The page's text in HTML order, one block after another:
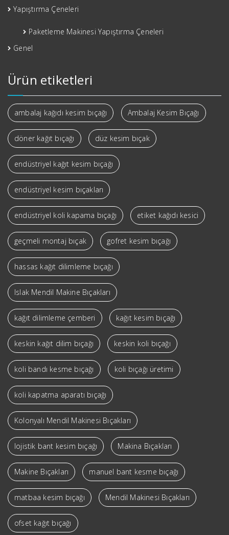
Yapıştırma Çeneleri
Paketleme Makinesi Yapıştırma Çeneleri
Genel
Ürün etiketleri
ambalaj kağıdı kesim bıçağı Ambalaj Kesim Bıçağı
döner kağıt bıçağı düz kesim bıçak
endüstriyel kağıt kesim bıçağı
endüstriyel kesim bıçakları
endüstriyel koli kapama bıçağı etiket kağıdı kesici
geçmeli montaj bıçak gofret kesim bıçağı
hassas kağıt dilimleme bıçağı
Islak Mendil Makine Bıçakları
kağıt dilimleme çemberi kağıt kesim bıçağı
keskin kağıt dilim bıçağı keskin koli bıçağı
koli bandı kesme bıçağı koli bıçağı üretimi
koli kapatma aparatı bıçağı
Kolonyalı Mendil Makinesi Bıçakları
lojistik bant kesim bıçağı Makina Bıçakları
Makine Bıçakları manuel bant kesme bıçağı
matbaa kesim bıçağı Mendil Makinesi Bıçakları
ofset kağıt bıçağı